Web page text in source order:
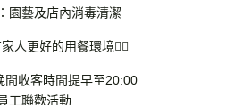
園藝及店內消毒清潔
人更好的用餐環境👍🏻
間收客時間提早至20:00
工聯歡活動